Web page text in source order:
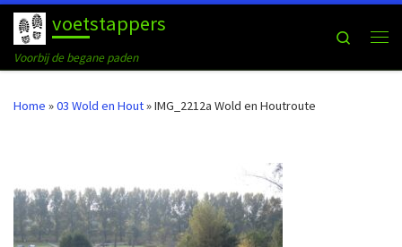
Ga naar inhoud
voetstappers
Voorbij de begane paden
Search
Home »03 Wold en Hout»IMG_2212a Wold en Houtroute